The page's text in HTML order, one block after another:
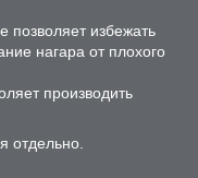
избежать
нагара от плохого
производить
отдельно.